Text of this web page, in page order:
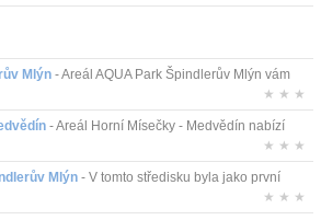
Mlýn - Areál AQUA Park Špindlerův Mlýn vám
★ ★ ★
- Areál Horní Mísečky - Medvědín nabízí
★ ★ ★
Mlýn - V tomto středisku byla jako první
★ ★ ★